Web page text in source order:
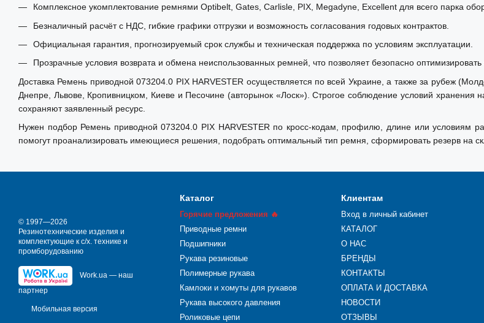
Комплексное укомплектование ремнями Optibelt, Gates, Carlisle, PIX, Megadyne, Excellent для всего парка
Безналичный расчёт с НДС, гибкие графики отгрузки и возможность согласования годовых контрактов.
Официальная гарантия, прогнозируемый срок службы и техническая поддержка по условиям эксплуатации.
Прозрачные условия возврата и обмена неиспользованных ремней, что позволяет безопасно оптимизировать
Доставка Ремень приводной 073204.0 PIX HARVESTER осуществляется по всей Украине, а также за рубеж
Днепре, Львове, Кропивницком, Киеве и Песочине (авторынок «Лоск»). Строгое соблюдение условий
сохраняют заявленный ресурс.
Нужен подбор Ремень приводной 073204.0 PIX HARVESTER по кросс-кодам, профилю, длине или условиям
помогут проанализировать имеющиеся решения, подобрать оптимальный тип ремня, сформировать резерв на
© 1997—2026
Резинотехнические изделия и
комплектующие к с/х. технике и
промборудованию
Work.ua — наш
партнер
Мобильная версия
Каталог
Горячие предложения 🔥
Приводные ремни
Подшипники
Рукава резиновые
Полимерные рукава
Камлоки и хомуты для рукавов
Рукава высокого давления
Роликовые цепи
Клиентам
Вход в личный кабинет
КАТАЛОГ
О НАС
БРЕНДЫ
КОНТАКТЫ
ОПЛАТА И ДОСТАВКА
НОВОСТИ
ОТЗЫВЫ